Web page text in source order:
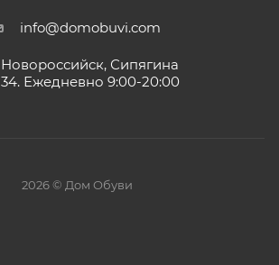
info@domobuvi.com
Новороссийск, Сипягина
34. Ежедневно 9:00-20:00
2026 © Дом Обуви